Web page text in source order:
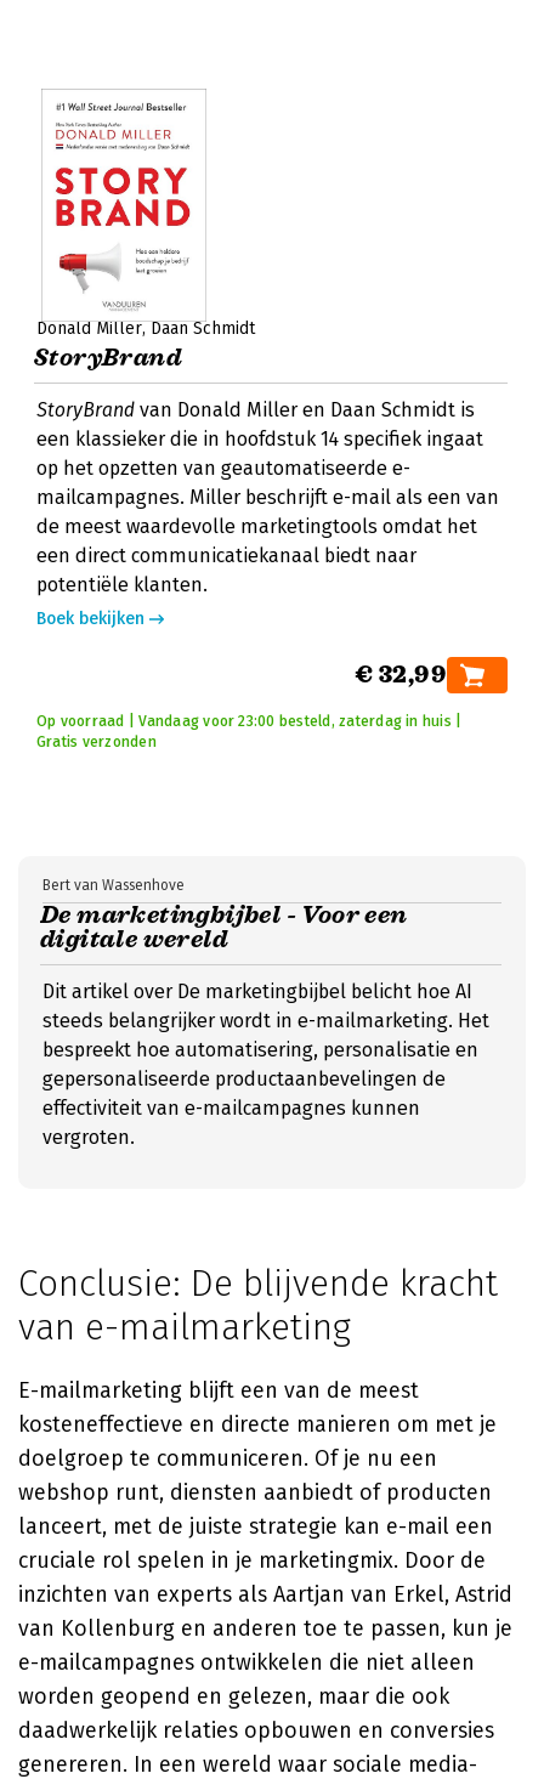
Donald Miller Daan Schmidt
StoryBrand
StoryBrand van Donald Miller en Daan Schmidt is
een klassieker die in hoofdstuk 14 specifiek ingaat
op het opzetten van geautomatiseerde e-
mailcampagnes. Miller beschrijft e-mail als een van
de meest waardevolle marketingtools omdat het
een direct communicatiekanaal biedt naar
potentiële klanten.
Boek bekijken
€ 32,99
Op voorraad | Vandaag voor 23:00 besteld, zaterdag in huis |
Gratis verzonden
De marketingbijbel - Voor een
digitale wereld
Bert van Wassenhove
Dit artikel over De marketingbijbel belicht hoe AI
steeds belangrijker wordt in e-mailmarketing. Het
bespreekt hoe automatisering, personalisatie en
gepersonaliseerde productaanbevelingen de
effectiviteit van e-mailcampagnes kunnen
vergroten.
Conclusie: De blijvende kracht
van e-mailmarketing
E-mailmarketing blijft een van de meest
kosteneffectieve en directe manieren om met je
doelgroep te communiceren. Of je nu een
webshop runt, diensten aanbiedt of producten
lanceert, met de juiste strategie kan e-mail een
cruciale rol spelen in je marketingmix. Door de
inzichten van experts als Aartjan van Erkel, Astrid
van Kollenburg en anderen toe te passen, kun je
e-mailcampagnes ontwikkelen die niet alleen
worden geopend en gelezen, maar die ook
daadwerkelijk relaties opbouwen en conversies
genereren. In een wereld waar sociale media-